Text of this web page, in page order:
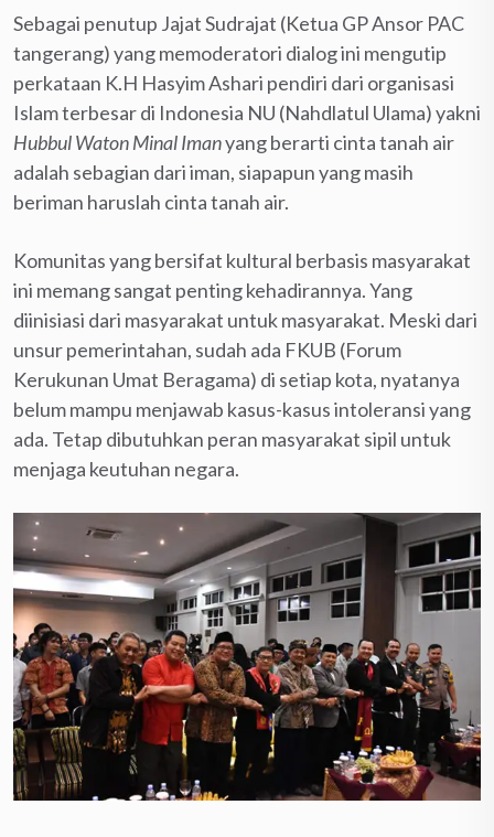
Sebagai penutup Jajat Sudrajat (Ketua GP Ansor PAC
tangerang) yang memoderatori dialog ini mengutip
perkataan K.H Hasyim Ashari pendiri dari organisasi
Islam terbesar di Indonesia NU (Nahdlatul Ulama) yakni
Hubbul Waton Minal Iman yang berarti cinta tanah air
adalah sebagian dari iman, siapapun yang masih
beriman haruslah cinta tanah air.
Komunitas yang bersifat kultural berbasis masyarakat
ini memang sangat penting kehadirannya. Yang
diinisiasi dari masyarakat untuk masyarakat. Meski dari
unsur pemerintahan, sudah ada FKUB (Forum
Kerukunan Umat Beragama) di setiap kota, nyatanya
belum mampu menjawab kasus-kasus intoleransi yang
ada. Tetap dibutuhkan peran masyarakat sipil untuk
menjaga keutuhan negara.